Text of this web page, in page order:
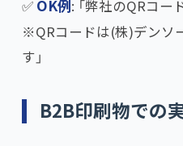
✅ OK例 : 「弊社のQRコー
※QRコードは(株)デンソ
す」
B2B印刷物での